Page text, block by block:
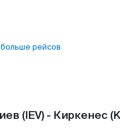
рейсов
(IEV) - Киркенес